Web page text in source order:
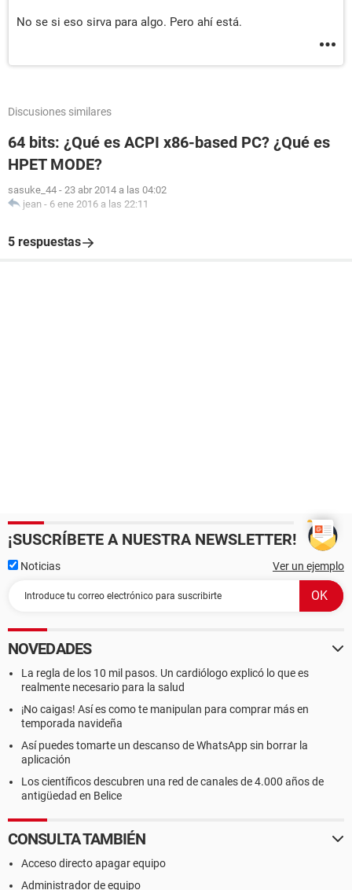
No se si eso sirva para algo. Pero ahí está.
Discusiones similares
64 bits: ¿Qué es ACPI x86-based PC? ¿Qué es
HPET MODE?
sasuke_44 - 23 abr 2014 a las 04:02
jean - 6 ene 2016 a las 22:11
5 respuestas
¡SUSCRÍBETE A NUESTRA NEWSLETTER!
Noticias Ver un ejemplo
NOVEDADES
La regla de los 10 mil pasos. Un cardiólogo explicó lo que es
realmente necesario para la salud
¡No caigas! Así es como te manipulan para comprar más en
temporada navideña
Así puedes tomarte un descanso de WhatsApp sin borrar la
aplicación
Los científicos descubren una red de canales de 4.000 años de
antigüedad en Belice
CONSULTA TAMBIÉN
Acceso directo apagar equipo
Administrador de equipo